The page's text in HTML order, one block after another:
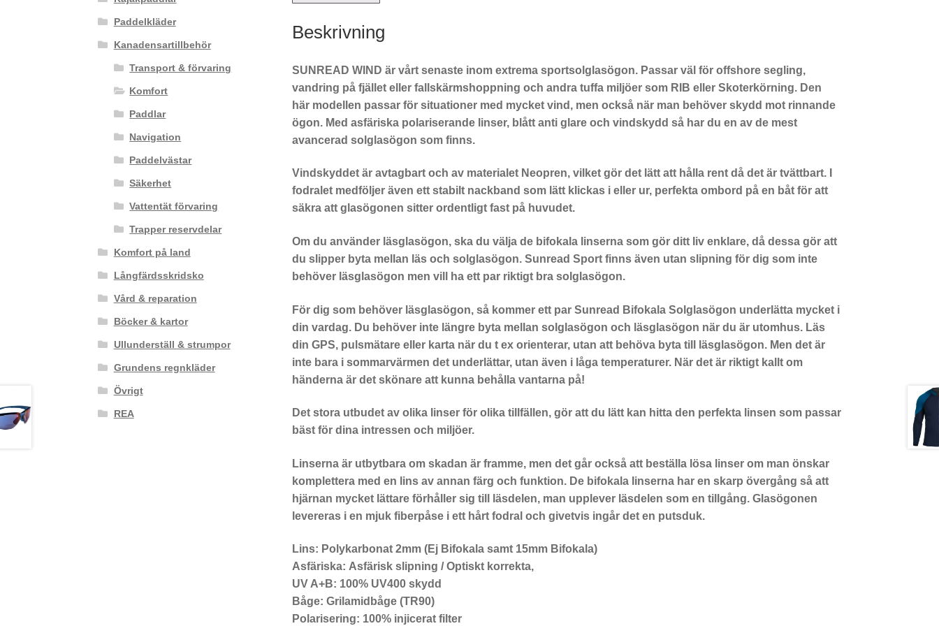
Beskrivning
SUNREAD WIND är vårt senaste inom extrema sportsolglasögon. Passar väl för offshore segling,
vandring på fjället eller fallskärmshoppning och andra tuffa miljöer som RIB eller Skoterkörning. Den
här modellen passar för situationer med mycket vind, men också när man behöver skydd mot rinnande
ögon. Med asfäriska polariserande linser, blått anti glare och vindskydd så har du en av de mest
avancerad solglasögon som finns.
Vindskyddet är avtagbart och av materialet Neopren, vilket gör det lätt att hålla rent då det är tvättbart. I
fodralet medföljer även ett stabilt nackband som lätt klickas i eller ur, perfekta ombord på en båt för att
säkra att glasögonen sitter ordentligt fast på huvudet.
Om du använder läsglasögon, ska du välja de bifokala linserna som gör ditt liv enklare, då dessa gör att
du slipper byta mellan läs och solglasögon. Sunread Sport finns även utan slipning för dig som inte
behöver läsglasögon men vill ha ett par riktigt bra solglasögon.
För dig som behöver läsglasögon, så kommer ett par Sunread Bifokala Solglasögon underlätta mycket i
din vardag. Du behöver inte längre byta mellan solglasögon och läsglasögon när du är utomhus. Läs
din GPS, pulsmätare eller karta när du t ex orienterar, utan att behöva byta till läsglasögon. Men det är
inte bara i sommarvärmen det underlättar, utan även i låga temperaturer. När det är riktigt kallt om
händerna är det skönare att kunna behålla vantarna på!
Det stora utbudet av olika linser för olika tillfällen, gör att du lätt kan hitta den perfekta linsen som passar
bäst för dina intressen och miljöer.
Linserna är utbytbara om skadan är framme, men det går också att beställa lösa linser om man önskar
komplettera med en lins av annan färg och funktion. De bifokala linserna har en skarp övergång så att
hjärnan mycket lättare förhåller sig till läsdelen, man upplever läsdelen som en tillgång. Glasögonen
levereras i en mjuk fiberpåse i ett hårt fodral och givetvis ingår det en putsduk.
Lins: Polykarbonat 2mm (Ej Bifokala samt 15mm Bifokala)
Asfäriska: Asfärisk slipning / Optiskt korrekta,
UV A+B: 100% UV400 skydd
Båge: Grilamidbåge (TR90)
Polarisering: 100% injicerat filter
Paddelkläder
Kanadensartillbehör
Transport & förvaring
Komfort
Paddlar
Navigation
Paddelvästar
Säkerhet
Vattentät förvaring
Trapper reservdelar
Komfort på land
Långfärdsskridsko
Vård & reparation
Böcker & kartor
Ullunderställ & strumpor
Grundens regnkläder
Övrigt
REA